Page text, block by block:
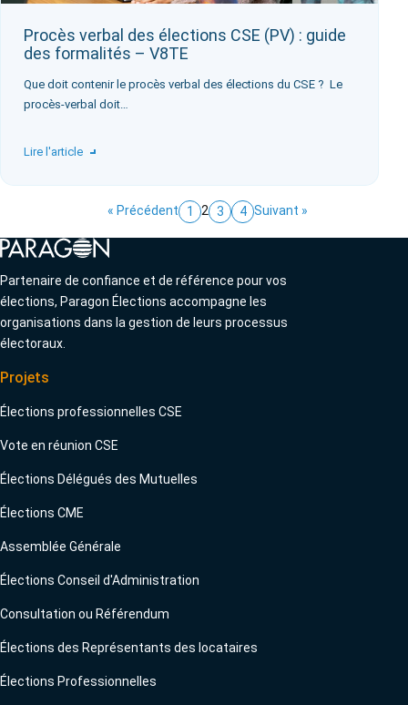
Procès verbal des élections CSE (PV) : guide
des formalités – V8TE
Que doit contenir le procès verbal des élections du CSE ? ‍ Le
procès-verbal doit…
Lire l'article
« Précédent 1 2 3 4 Suivant »
Partenaire de confiance et de référence pour vos
élections, Paragon Élections accompagne les
organisations dans la gestion de leurs processus
électoraux.
Projets
Élections professionnelles CSE
Vote en réunion CSE
Élections Délégués des Mutuelles
Élections CME
Assemblée Générale
Élections Conseil d'Administration
Consultation ou Référendum
Élections des Représentants des locataires
Élections Professionnelles